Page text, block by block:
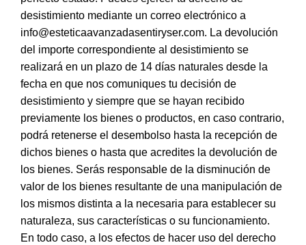
desistimiento mediante un correo electrónico a
info@esteticaavanzadasentiryser.com. La devolución
del importe correspondiente al desistimiento se
realizará en un plazo de 14 días naturales desde la
fecha en que nos comuniques tu decisión de
desistimiento y siempre que se hayan recibido
previamente los bienes o productos, en caso contrario,
podrá retenerse el desembolso hasta la recepción de
dichos bienes o hasta que acredites la devolución de
los bienes. Serás responsable de la disminución de
valor de los bienes resultante de una manipulación de
los mismos distinta a la necesaria para establecer su
naturaleza, sus características o su funcionamiento.
En todo caso, a los efectos de hacer uso del derecho